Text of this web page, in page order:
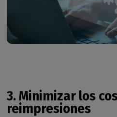
3. Minimizar los
reimpresiones